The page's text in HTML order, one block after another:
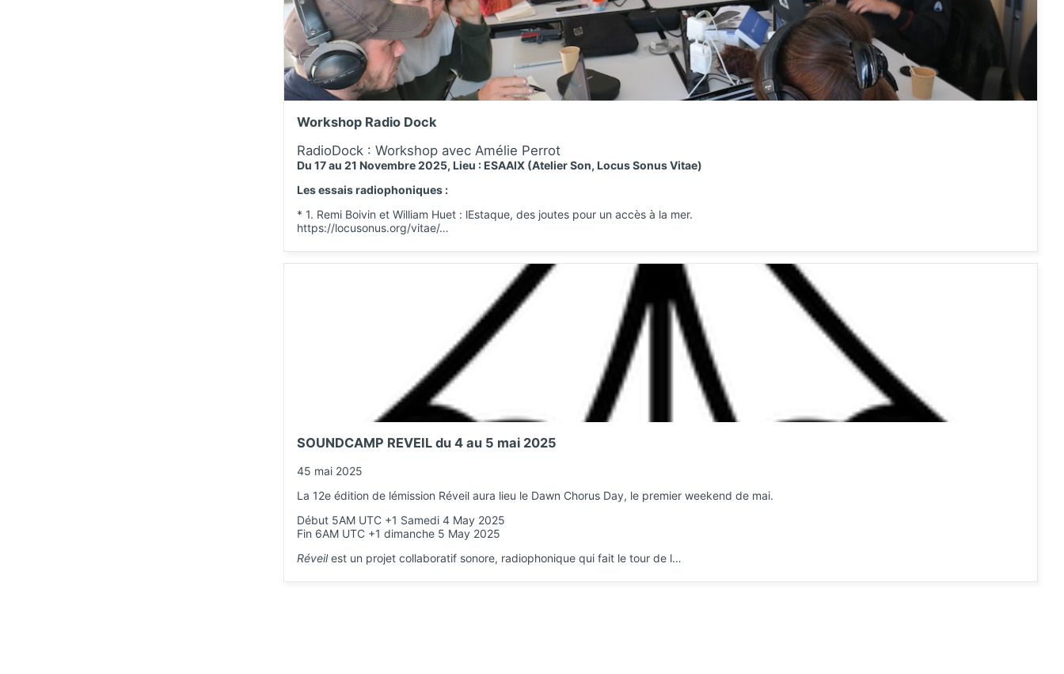
Workshop Radio Dock
RadioDock : Workshop avec Amélie Perrot
Du 17 au 21 Novembre 2025, Lieu : ESAAIX (Atelier Son, Locus Sonus Vitae)
Les essais radiophoniques :
* 1. Remi Boivin et William Huet : lEstaque, des joutes pour un accès à la mer.
https://locusonus.org/vitae/…
SOUNDCAMP REVEIL du 4 au 5 mai 2025
45 mai 2025
La 12e édition de lémission Réveil aura lieu le Dawn Chorus Day, le premier weekend de mai.
Début 5AM UTC +1 Samedi 4 May 2025
Fin 6AM UTC +1 dimanche 5 May 2025
Réveilest un projet collaboratif sonore, radiophonique qui fait le tour de l…